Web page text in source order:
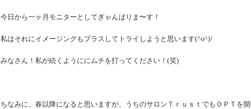
今日から一ヶ月モニターとしてぎゃんばりま〜す！
私はそれにイメージングもプラスしてトライしようと思います(^o^)/
みなさん！私が続くようににムチを打ってください！(笑)
ちなみに、春以降になると思いますが、うちのサロンＴｒｕｓｔでもＯＰＴを